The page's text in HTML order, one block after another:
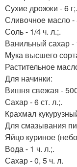
Сухие дрожжи - 6 г;.
Сливочное масло -
Соль - 1/4 ч. л.;.
Ванильный сахар -
Мука высшего
Растительное
Для начинки:
Вишня свежая -
Сахар - 6 ст. л.;.
Крахмал
Для смазывания
Яйцо куриное
Вода - 1 ч. л.;.
Сахар - 0, 5 ч. л.